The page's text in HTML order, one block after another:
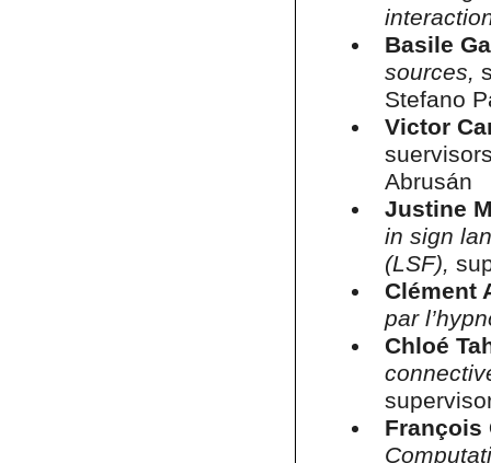
Basile
sources,
Stefano
Victor
Abrusán
Justine
in sign
(LSF),
Clément
par
Chloé